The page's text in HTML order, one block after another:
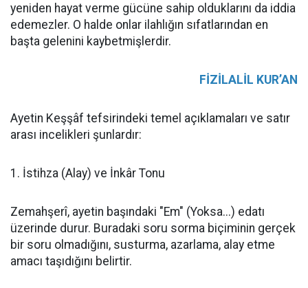
yeniden hayat verme gücüne sahip olduklarını da iddia
edemezler. O halde onlar ilahlığın sıfatlarından en
başta gelenini kaybetmişlerdir.
FİZİLALİL KUR’AN
Ayetin Keşşâf tefsirindeki temel açıklamaları ve satır
arası incelikleri şunlardır:
1. İstihza (Alay) ve İnkâr Tonu
Zemahşerî, ayetin başındaki "Em" (Yoksa...) edatı
üzerinde durur. Buradaki soru sorma biçiminin gerçek
bir soru olmadığını, susturma, azarlama, alay etme
amacı taşıdığını belirtir.